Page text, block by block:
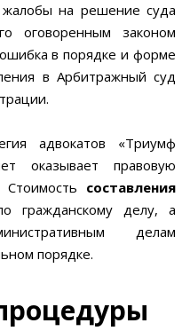
жалобы на решение суда
оговоренным законом
в порядке и форме
в Арбитражный суд
адвокатов «Триумф
оказывает правовую
составления
гражданскому делу, а
делам
порядке.